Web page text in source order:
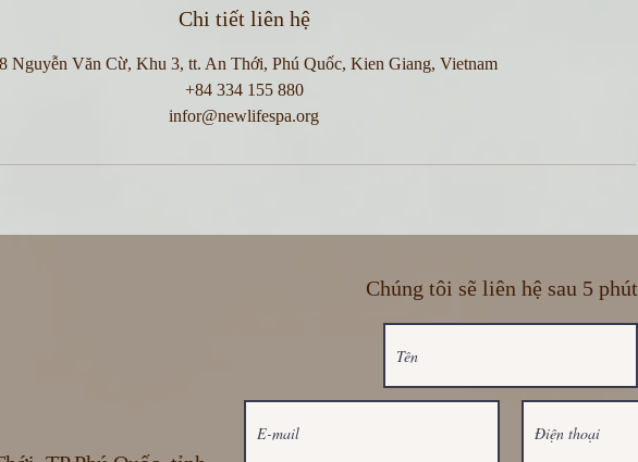
Chi tiết liên hệ
Nguyễn Văn Cừ, Khu 3, tt. An Thới, Phú Quốc, Kien Giang, Vietnam
+84 334 155 880
infor@newlifespa.org
Chúng tôi sẽ liên hệ sau 5 phút